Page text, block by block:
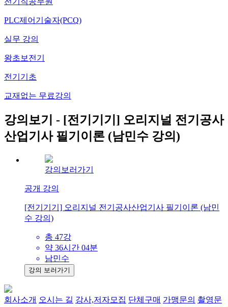
PLC제어기술자(PCQ)
실무 강의
왕초보전기
전기기초
교재없는 무료강의
강의보기 - [전기기기] 오리지널 전기공사
산업기사 필기이론 (남민수 강의)
강의보러가기
공개 강의
[전기기기] 오리지널 전기공사산업기사 필기이론 (남민
수 강의)
총 47강
약 36시간 04분
남민수
강의 보러가기
회사소개 오시는 길 강사,저자모집 단체구매 가맹문의 촬영문